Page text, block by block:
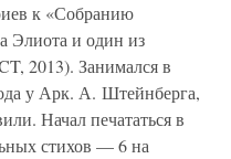
к «Собранию
Элиота и один из
2013). Занимался в
у Арк. А. Штейнберга,
Начал печататься в
стихов — 6 на